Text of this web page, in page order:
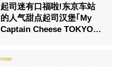
起司迷有口福啦!东京车站
的人气甜点起司汉堡｢My
Captain Cheese TOKYO｣